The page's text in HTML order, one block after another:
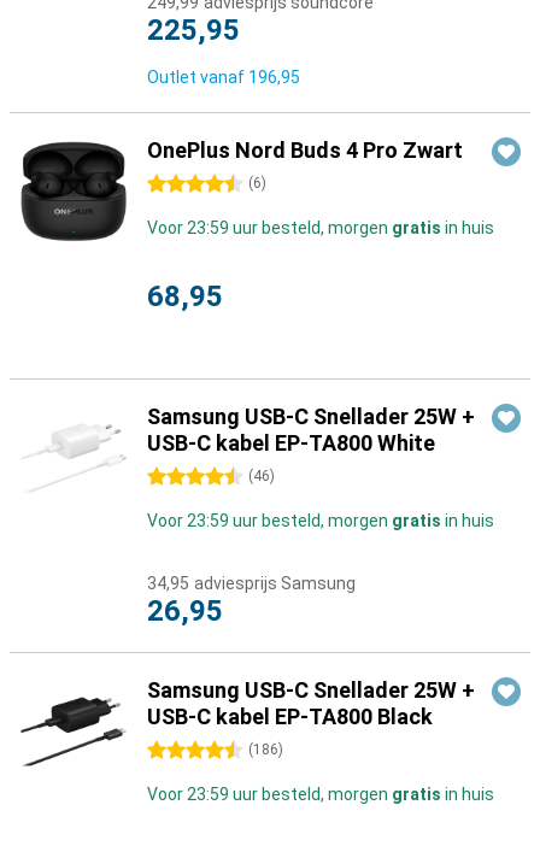
225,95
Outlet vanaf 196,95
OnePlus Nord Buds 4 Pro Zwart
4.5 sterren (6)
Voor 23:59 uur besteld, morgen gratis in huis
68,95
Samsung USB-C Snellader 25W +
USB-C kabel EP-TA800 White
4.5 sterren (46)
Voor 23:59 uur besteld, morgen gratis in huis
34,95 adviesprijs Samsung
26,95
Samsung USB-C Snellader 25W +
USB-C kabel EP-TA800 Black
4.5 sterren (186)
Voor 23:59 uur besteld, morgen gratis in huis